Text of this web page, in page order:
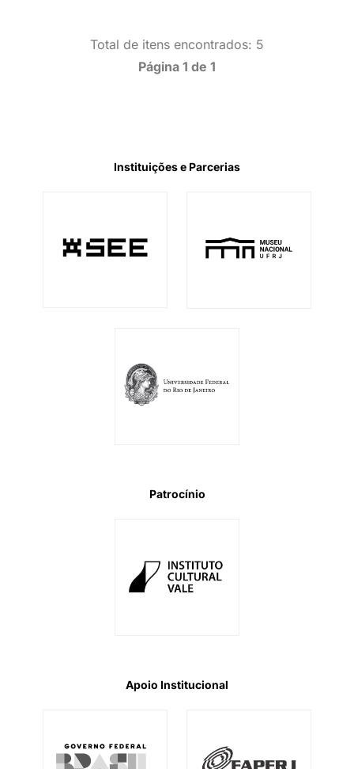
Total de itens encontrados: 5
Página 1 de 1
Instituições e Parcerias
Patrocínio
Apoio Institucional